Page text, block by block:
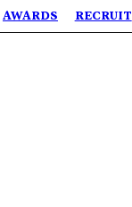
AWARDS RECRUIT